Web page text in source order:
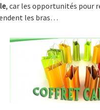
, car les opportunités pour
les bras…